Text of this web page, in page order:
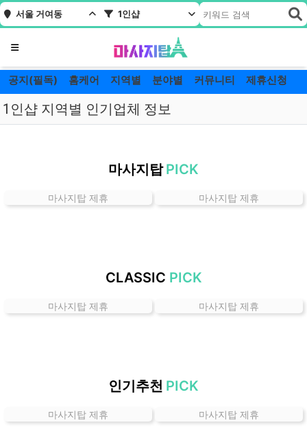
서울 거여동 1인샵
메뉴
공지(필독) 홈케어 지역별 분야별 커뮤니티 제휴신청
1인샵 지역별 인기업체 정보
동
곳
인
마사지탑 PICK
마사지탑 제휴 마사지탑 제휴
CLASSIC PICK
마사지탑 제휴 마사지탑 제휴
인기추천 PICK
마사지탑 제휴 마사지탑 제휴